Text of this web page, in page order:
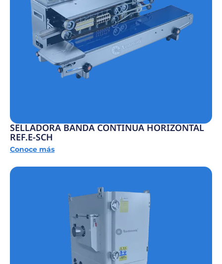
SELLADORA BANDA CONTINUA HORIZONTAL
REF.E-SCH
Conoce más